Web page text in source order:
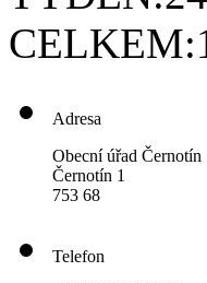
CELKEM:
Adresa
Obecní úřad Černotín
Černotín 1
753 68
Telefon